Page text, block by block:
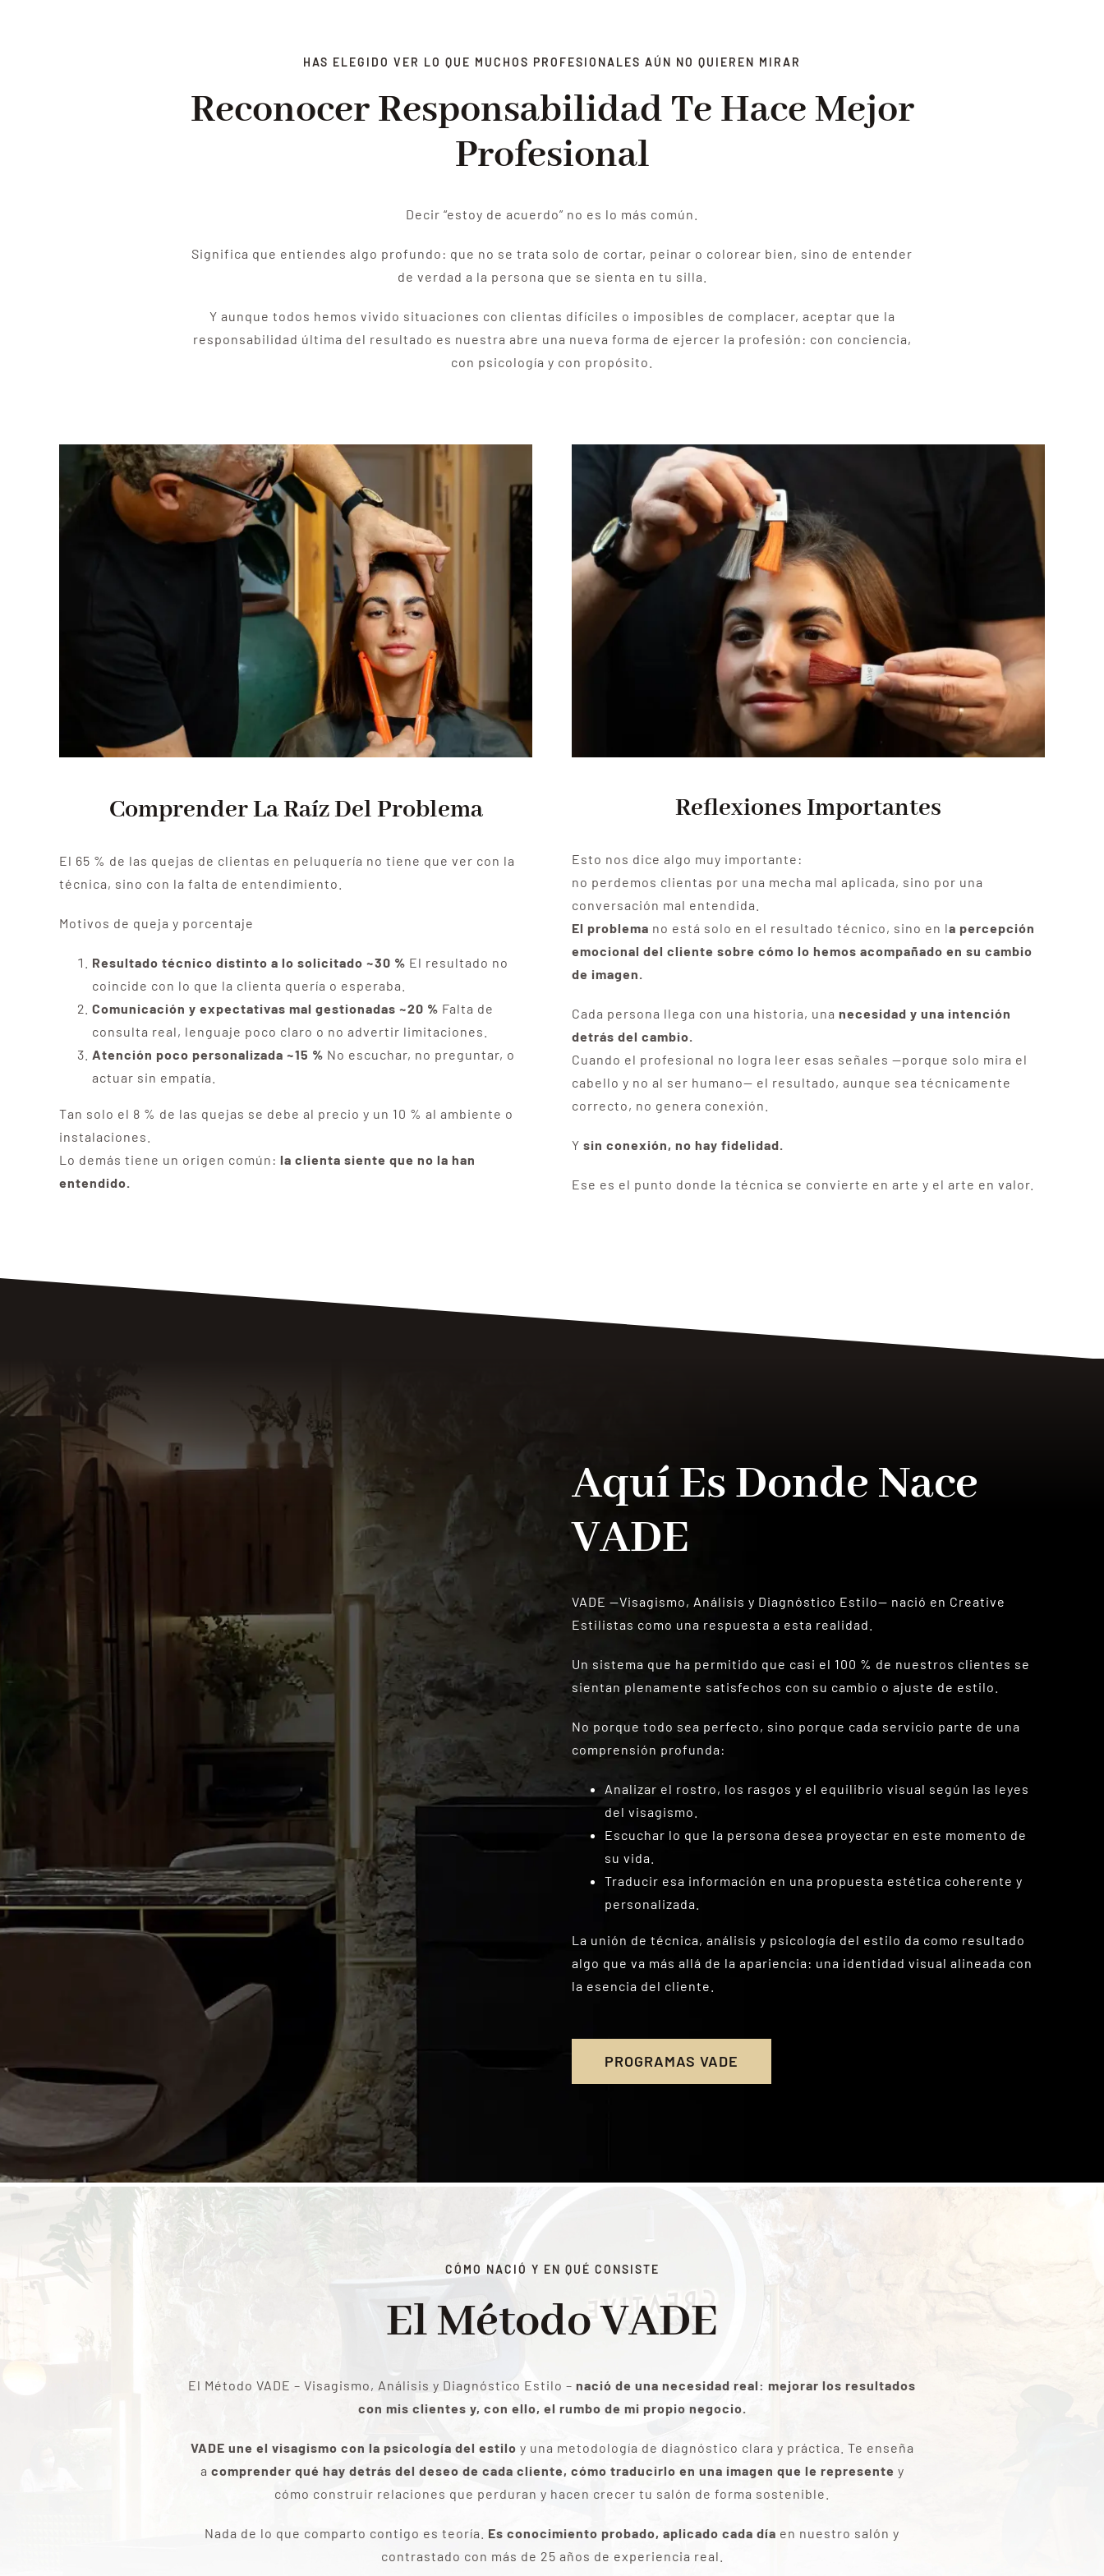
HAS ELEGIDO VER LO QUE MUCHOS PROFESIONALES AÚN NO QUIEREN MIRAR
Reconocer Responsabilidad Te Hace Mejor
Profesional
Decir “estoy de acuerdo” no es lo más común.
Significa que entiendes algo profundo: que no se trata solo de cortar, peinar o colorear bien, sino de entender
de verdad a la persona que se sienta en tu silla.
Y aunque todos hemos vivido situaciones con clientas difíciles o imposibles de complacer, aceptar que la
responsabilidad última del resultado es nuestra abre una nueva forma de ejercer la profesión: con conciencia,
con psicología y con propósito.
Comprender La Raíz Del Problema
El 65 % de las quejas de clientas en peluquería no tiene que ver con la
técnica, sino con la falta de entendimiento.
Motivos de queja y porcentaje
Resultado técnico distinto a lo solicitado ~30 % El resultado no
coincide con lo que la clienta quería o esperaba.
Comunicación y expectativas mal gestionadas ~20 % Falta de
consulta real, lenguaje poco claro o no advertir limitaciones.
Atención poco personalizada ~15 % No escuchar, no preguntar, o
actuar sin empatía.
Tan solo el 8 % de las quejas se debe al precio y un 10 % al ambiente o
instalaciones.
Lo demás tiene un origen común: la clienta siente que no la han
entendido.
Reflexiones Importantes
Esto nos dice algo muy importante:
no perdemos clientas por una mecha mal aplicada, sino por una
conversación mal entendida.
El problema no está solo en el resultado técnico, sino en la percepción
emocional del cliente sobre cómo lo hemos acompañado en su cambio
de imagen.
Cada persona llega con una historia, una necesidad y una intención
detrás del cambio.
Cuando el profesional no logra leer esas señales —porque solo mira el
cabello y no al ser humano— el resultado, aunque sea técnicamente
correcto, no genera conexión.
Y sin conexión, no hay fidelidad.
Ese es el punto donde la técnica se convierte en arte y el arte en valor.
Aquí Es Donde Nace
VADE
VADE —Visagismo, Análisis y Diagnóstico Estilo— nació en Creative
Estilistas como una respuesta a esta realidad.
Un sistema que ha permitido que casi el 100 % de nuestros clientes se
sientan plenamente satisfechos con su cambio o ajuste de estilo.
No porque todo sea perfecto, sino porque cada servicio parte de una
comprensión profunda:
Analizar el rostro, los rasgos y el equilibrio visual según las leyes
del visagismo.
Escuchar lo que la persona desea proyectar en este momento de
su vida.
Traducir esa información en una propuesta estética coherente y
personalizada.
La unión de técnica, análisis y psicología del estilo da como resultado
algo que va más allá de la apariencia: una identidad visual alineada con
la esencia del cliente.
PROGRAMAS VADE
CÓMO NACIÓ Y EN QUÉ CONSISTE
El Método VADE
El Método VADE – Visagismo, Análisis y Diagnóstico Estilo – nació de una necesidad real: mejorar los resultados
con mis clientes y, con ello, el rumbo de mi propio negocio.
VADE une el visagismo con la psicología del estilo y una metodología de diagnóstico clara y práctica. Te enseña
a comprender qué hay detrás del deseo de cada cliente, cómo traducirlo en una imagen que le represente y
cómo construir relaciones que perduran y hacen crecer tu salón de forma sostenible.
Nada de lo que comparto contigo es teoría. Es conocimiento probado, aplicado cada día en nuestro salón y
contrastado con más de 25 años de experiencia real.